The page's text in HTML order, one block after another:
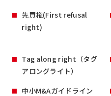
先買権(First refusal
right)
Tag along right（タグ
アロングライト）
中小M&Aガイドライン